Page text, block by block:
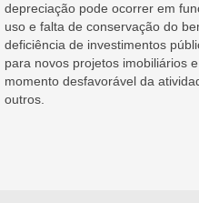
depreciação pode ocorrer em
uso e falta de conservação do
deficiência de investimentos
para novos projetos imobiliários
momento desfavorável da
outros.